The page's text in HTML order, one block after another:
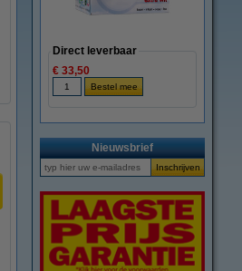
Direct leverbaar
€ 33,50
Nieuwsbrief